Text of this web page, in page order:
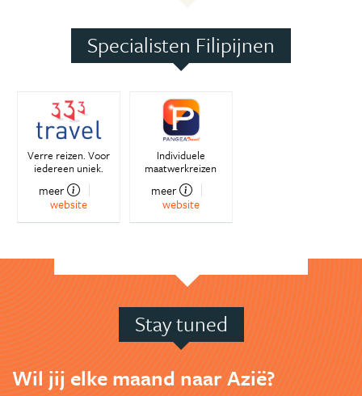
Specialisten Filipijnen
Verre reizen. Voor
iedereen uniek.
meer
website
Individuele
maatwerkreizen
meer
website
Stay tuned
Wil jij elke maand naar Azië?